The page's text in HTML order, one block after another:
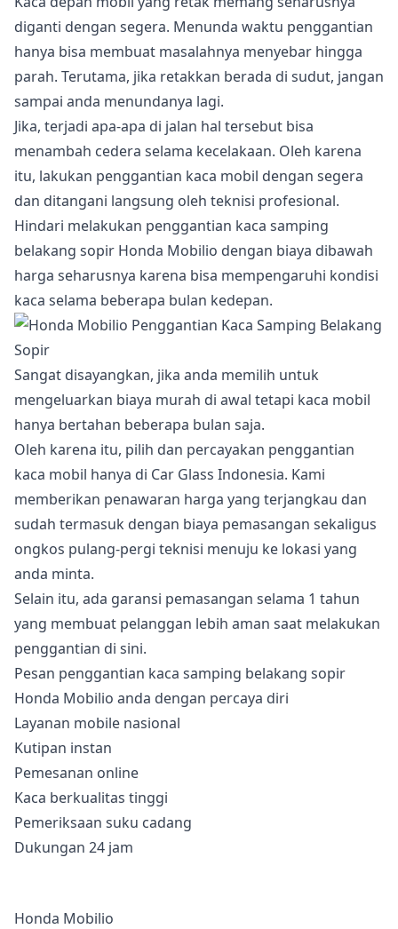
diganti dengan segera. Menunda waktu penggantian
hanya bisa membuat masalahnya menyebar hingga
parah. Terutama, jika retakkan berada di sudut, jangan
sampai anda menundanya lagi.
Jika, terjadi apa-apa di jalan hal tersebut bisa
menambah cedera selama kecelakaan. Oleh karena
itu, lakukan penggantian kaca mobil dengan segera
dan ditangani langsung oleh teknisi profesional.
Hindari melakukan penggantian kaca samping
belakang sopir Honda Mobilio dengan biaya dibawah
harga seharusnya karena bisa mempengaruhi kondisi
kaca selama beberapa bulan kedepan.
Sangat disayangkan, jika anda memilih untuk
mengeluarkan biaya murah di awal tetapi kaca mobil
hanya bertahan beberapa bulan saja.
Oleh karena itu, pilih dan percayakan penggantian
kaca mobil hanya di Car Glass Indonesia. Kami
memberikan penawaran harga yang terjangkau dan
sudah termasuk dengan biaya pemasangan sekaligus
ongkos pulang-pergi teknisi menuju ke lokasi yang
anda minta.
Selain itu, ada garansi pemasangan selama 1 tahun
yang membuat pelanggan lebih aman saat melakukan
penggantian di sini.
Pesan penggantian kaca samping belakang sopir
Honda Mobilio anda dengan percaya diri
Layanan mobile nasional
Kutipan instan
Pemesanan online
Kaca berkualitas tinggi
Pemeriksaan suku cadang
Dukungan 24 jam
Honda Mobilio